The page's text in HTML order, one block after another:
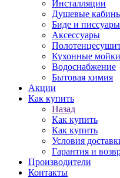
Инсталляции
Душевые
Биде и писсуары
Аксессуары
Кухонные мойки
Водоснабжение
Бытовая химия
Акции
Как купить
Назад
Как купить
Как купить
Условия
Гарантия и
Производители
Контакты